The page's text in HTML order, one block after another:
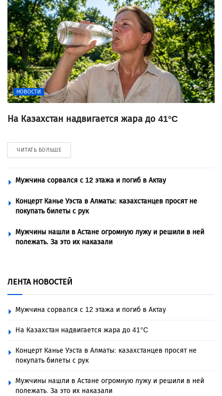
НОВОСТИ
На Казахстан надвигается жара до 41°C
ЧИТАТЬ БОЛЬШЕ
Мужчина сорвался с 12 этажа и погиб в Актау
Концерт Канье Уэста в Алматы: казахстанцев просят не
покупать билеты с рук
Мужчины нашли в Астане огромную лужу и решили в ней
полежать. За это их наказали
ЛЕНТА НОВОСТЕЙ
Мужчина сорвался с 12 этажа и погиб в Актау
На Казахстан надвигается жара до 41°C
Концерт Канье Уэста в Алматы: казахстанцев просят не
покупать билеты с рук
Мужчины нашли в Астане огромную лужу и решили в ней
полежать. За это их наказали